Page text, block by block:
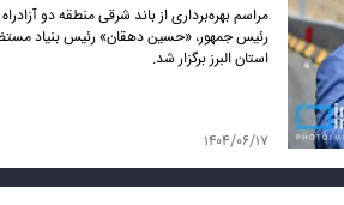
رئیس جمهور، «حسین دهقان» رئیس بنیاد
استان البرز برگزار شد.
۱۴۰۴/۰۶/۱۷